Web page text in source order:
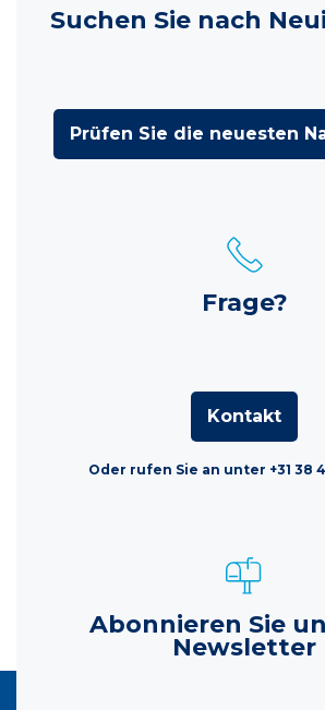
Suchen Sie nach
Prüfen Sie die neuesten
Frage?
Kontakt
Oder rufen Sie an unter +31 38
Abonnieren Sie
Newsletter